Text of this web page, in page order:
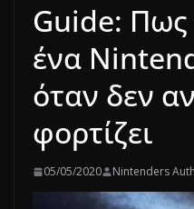
Guide: Πως
ένα
όταν δεν
φορτίζει
05/05/2020 Nintenders